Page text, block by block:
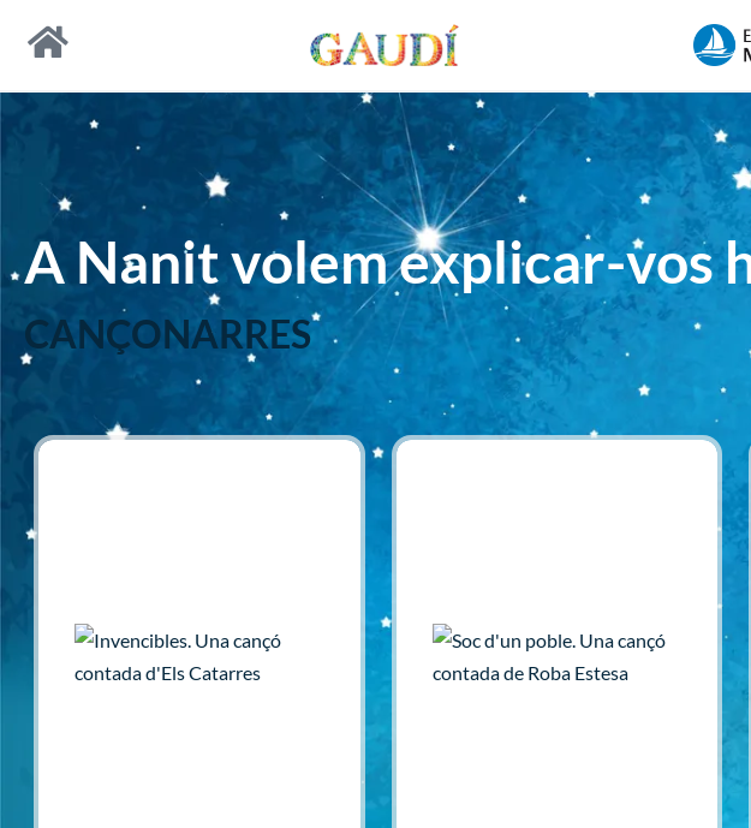
A Nanit volem explicar-vos
CANÇONARRES